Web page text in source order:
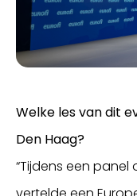
Welke les van dit
Den Haag?
“Tijdens een